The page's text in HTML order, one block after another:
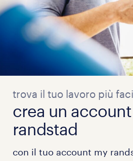
trova il tuo lavoro più
crea un
randstad
con il tuo account my